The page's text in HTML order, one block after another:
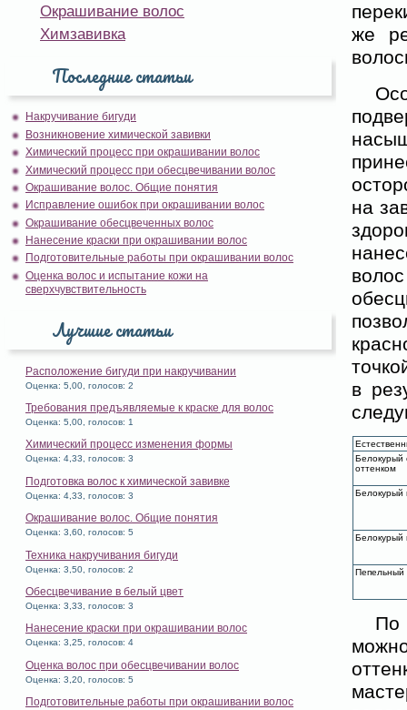
Окрашивание волос
Химзавивка
Последние статьи
Накручивание бигуди
Возникновение химической завивки
Химический процесс при окрашивании волос
Химический процесс при обесцвечивании волос
Окрашивание волос. Общие понятия
Исправление ошибок при окрашивании волос
Окрашивание обесцвеченных волос
Нанесение краски при окрашивании волос
Подготовительные работы при окрашивании волос
Оценка волос и испытание кожи на
сверхчувствительность
Лучшие статьи
Расположение бигуди при накручивании
Оценка: 5,00, голосов: 2
Требования предъявляемые к краске для волос
Оценка: 5,00, голосов: 1
Химический процесс изменения формы
Оценка: 4,33, голосов: 3
Подготовка волос к химической завивке
Оценка: 4,33, голосов: 3
Окрашивание волос. Общие понятия
Оценка: 3,60, голосов: 5
Техника накручивания бигуди
Оценка: 3,50, голосов: 2
Обесцвечивание в белый цвет
Оценка: 3,33, голосов: 3
Нанесение краски при окрашивании волос
Оценка: 3,25, голосов: 4
Оценка волос при обесцвечивании волос
Оценка: 3,20, голосов: 5
Подготовительные работы при окрашивании волос
же
на
в
Белокурый
оттенком
Белокурый
Белокурый
Пепельный
По